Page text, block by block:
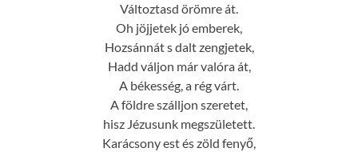
Változtasd örömre át.
Oh jöjjetek jó emberek,
Hozsánnát s dalt zengjetek,
Hadd váljon már valóra át,
A békesség, a rég várt.
A földre szálljon szeretet,
hisz Jézusunk megszületett.
Karácsony est és zöld fenyő,